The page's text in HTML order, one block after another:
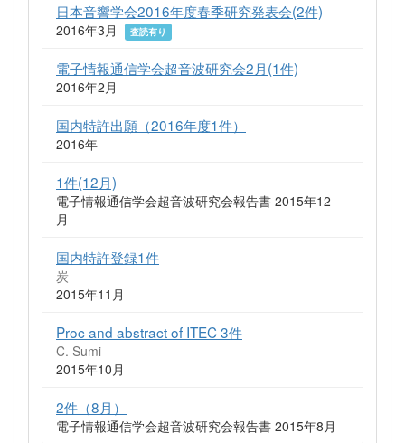
日本音響学会2016年度春季研究発表会(2件)
2016年3月 査読有り
電子情報通信学会超音波研究会2月(1件)
2016年2月
国内特許出願（2016年度1件）
2016年
1件(12月)
電子情報通信学会超音波研究会報告書 2015年12
月
国内特許登録1件
炭
2015年11月
Proc and abstract of ITEC 3件
C. Sumi
2015年10月
2件（8月）
電子情報通信学会超音波研究会報告書 2015年8月